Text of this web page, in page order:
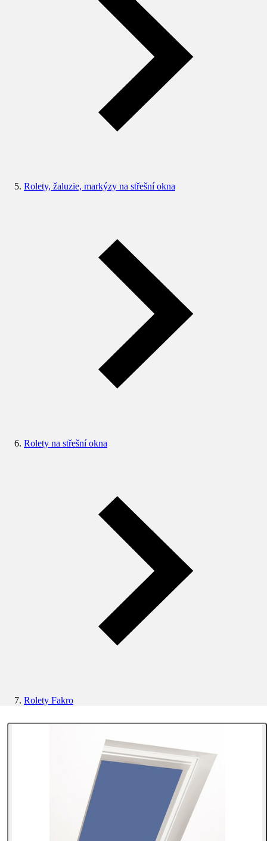
Rolety, žaluzie, markýzy na střešní okna
Rolety na střešní okna
Rolety Fakro